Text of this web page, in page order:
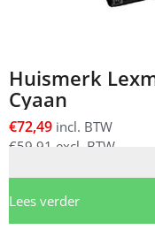
Huismerk
Cyaan
€72,49 incl. BTW
€59,91 excl. BTW
Lees verder